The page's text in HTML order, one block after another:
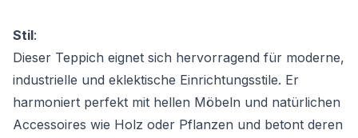
Stil:
Dieser Teppich eignet sich hervorragend für moderne,
industrielle und eklektische Einrichtungsstile. Er
harmoniert perfekt mit hellen Möbeln und natürlichen
Accessoires wie Holz oder Pflanzen und betont deren